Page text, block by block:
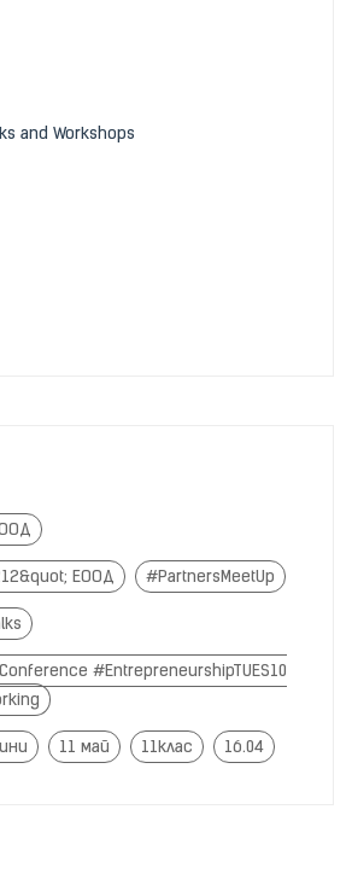
and Workshops
ЕООД #PartnersMeetUp
#EntrepreneurshipTUES10
11 май 11клас 16.04